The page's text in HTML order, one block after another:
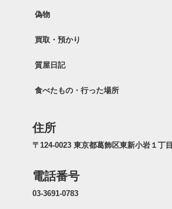
偽物
買取・預かり
質屋日記
食べたもの・行った場所
住所
〒124-0023 東京都葛飾区東新小岩１丁
電話番号
03-3691-0783